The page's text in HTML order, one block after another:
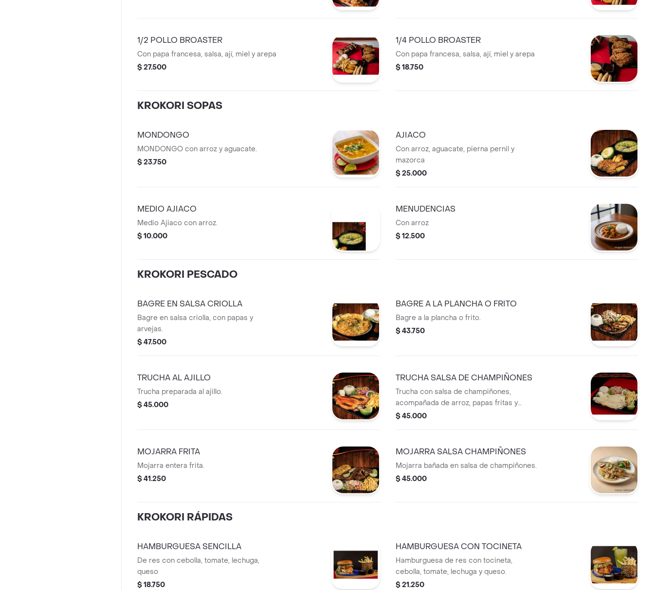
1/2 POLLO BROASTER
Con papa francesa, salsa, ají, miel y arepa
$ 27.500
1/4 POLLO BROASTER
Con papa francesa, salsa, ají, miel y arepa
$ 18.750
KROKORI SOPAS
MONDONGO
MONDONGO con arroz y aguacate.
$ 23.750
AJIACO
Con arroz, aguacate, pierna pernil y
mazorca
$ 25.000
MEDIO AJIACO
Medio Ajiaco con arroz.
$ 10.000
MENUDENCIAS
Con arroz
$ 12.500
KROKORI PESCADO
BAGRE EN SALSA CRIOLLA
Bagre en salsa criolla, con papas y
arvejas.
$ 47.500
BAGRE A LA PLANCHA O FRITO
Bagre a la plancha o frito.
$ 43.750
TRUCHA AL AJILLO
Trucha preparada al ajillo.
$ 45.000
TRUCHA SALSA DE CHAMPIÑONES
Trucha con salsa de champiñones,
acompañada de arroz, papas fritas y
ensalada.
$ 45.000
MOJARRA FRITA
Mojarra entera frita.
$ 41.250
MOJARRA SALSA CHAMPIÑONES
Mojarra bañada en salsa de champiñones.
$ 45.000
KROKORI RÁPIDAS
HAMBURGUESA SENCILLA
De res con cebolla, tomate, lechuga,
queso
$ 18.750
HAMBURGUESA CON TOCINETA
Hamburguesa de res con tocineta,
cebolla, tomate, lechuga y queso.
$ 21.250